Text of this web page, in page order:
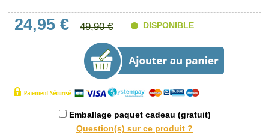
24,95 € 49,90 € DISPONIBLE
Emballage paquet cadeau (gratuit)